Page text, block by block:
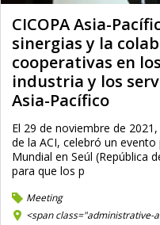
CICOPA Asia-
sinergias y la
cooperativas en
industria y los
Asia-Pacífico
El 29 de noviembre de
de la ACI, celebró un
Mundial en Seúl (República
para que los p
Meeting
<span class="administrative-